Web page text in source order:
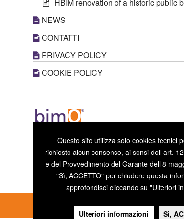
HBIM renovation of a historic public
NEWS
CONTATTI
PRIVACY POLICY
COOKIE POLICY
Sede di CARPI
Via Carracci, N.15 - 41012, Carpi (MO) - ITALY
Tel. +39 059 6550586
Questo sito utilizza solo cookies tecnici
richiesto alcun consenso, ai sensi dell art.
e del Provvedimento del Garante dell 8
"Sì, ACCETTO" per chiudere questa
approfondisci cliccando su "Ulteriori
Ulteriori informazioni Sì,